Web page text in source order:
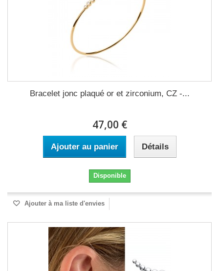
Bracelet jonc plaqué or et zirconium, CZ -...
47,00 €
Ajouter au panier Détails
Disponible
Ajouter à ma liste d'envies